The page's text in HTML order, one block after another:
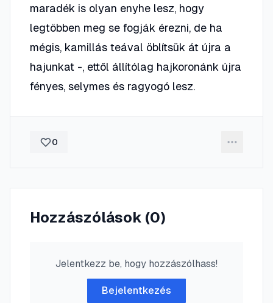
maradék is olyan enyhe lesz, hogy
legtöbben meg se fogják érezni, de ha
mégis, kamillás teával öblítsük át újra a
hajunkat -, ettől állítólag hajkoronánk újra
fényes, selymes és ragyogó lesz.
0
Hozzászólások (0)
Jelentkezz be, hogy hozzászólhass!
Bejelentkezés